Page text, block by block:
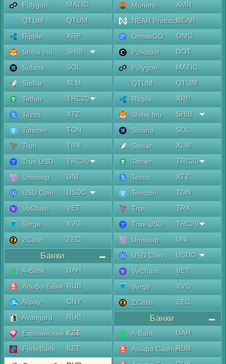
Polygon
MATIC
QTUM
QTUM
Ripple
XRP
Shiba Inu
SHIB
Solana
SOL
Stellar
XLM
Tether
TRC20
Tezos
XTZ
Toncoin
TON
Tron
TRX
True USD
TRC20
Uniswap
UNI
USD Coin
USDC
VeChain
VET
Verge
XVG
ZCash
ZEC
Банки
A-Bank
UAH
Альфа-Банк RUB
Alipay
CNY
Avangard
RUB
Евразийский банк
KZT
ForteBank
KZT
Monero
XMR
NEAR ProtocolNEAR
OmiseGO
OMG
Polkadot
DOT
Polygon
MATIC
QTUM
QTUM
Ripple
XRP
Shiba Inu
SHIB
Solana
SOL
Stellar
XLM
Tether
TRC20
Tezos
XTZ
Toncoin
TON
Tron
TRX
True USD
TRC20
Uniswap
UNI
USD Coin
USDC
VeChain
VET
Verge
XVG
ZCash
ZEC
Банки
A-Bank
UAH
Альфа Cash-inRUB